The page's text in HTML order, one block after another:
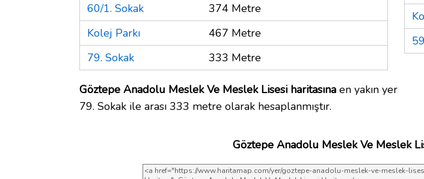
60/1. Sokak
374 Metre
Kolej Parkı
467 Metre
79. Sokak
333 Metre
Göztepe Anadolu Meslek Ve Meslek Lisesi haritasına en yakın yer
79. Sokak ile arası 333 metre olarak hesaplanmıştır.
Göztepe Anadolu Meslek Ve Meslek